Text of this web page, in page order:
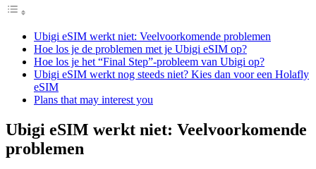
Ubigi eSIM werkt niet: Veelvoorkomende problemen
Hoe los je de problemen met je Ubigi eSIM op?
Hoe los je het “Final Step”-probleem van Ubigi op?
Ubigi eSIM werkt nog steeds niet? Kies dan voor een Holafly
eSIM
Plans that may interest you
Ubigi eSIM werkt niet: Veelvoorkomende
problemen